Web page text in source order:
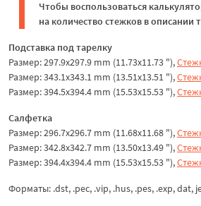
Чтобы воспользоваться
на количество стежков в описании
Подставка под тарелку
Размер: 297.9x297.9 mm (11.73x11.73 "),
Размер: 343.1x343.1 mm (13.51x13.51 "),
Размер: 394.5x394.4 mm (15.53x15.53 "),
Салфетка
Размер: 296.7x296.7 mm (11.68x11.68 "),
Размер: 342.8x342.7 mm (13.50x13.49 "),
Размер: 394.4x394.4 mm (15.53x15.53 "),
Форматы: .dst, .pec, .vip, .hus, .pes, .exp, dat,